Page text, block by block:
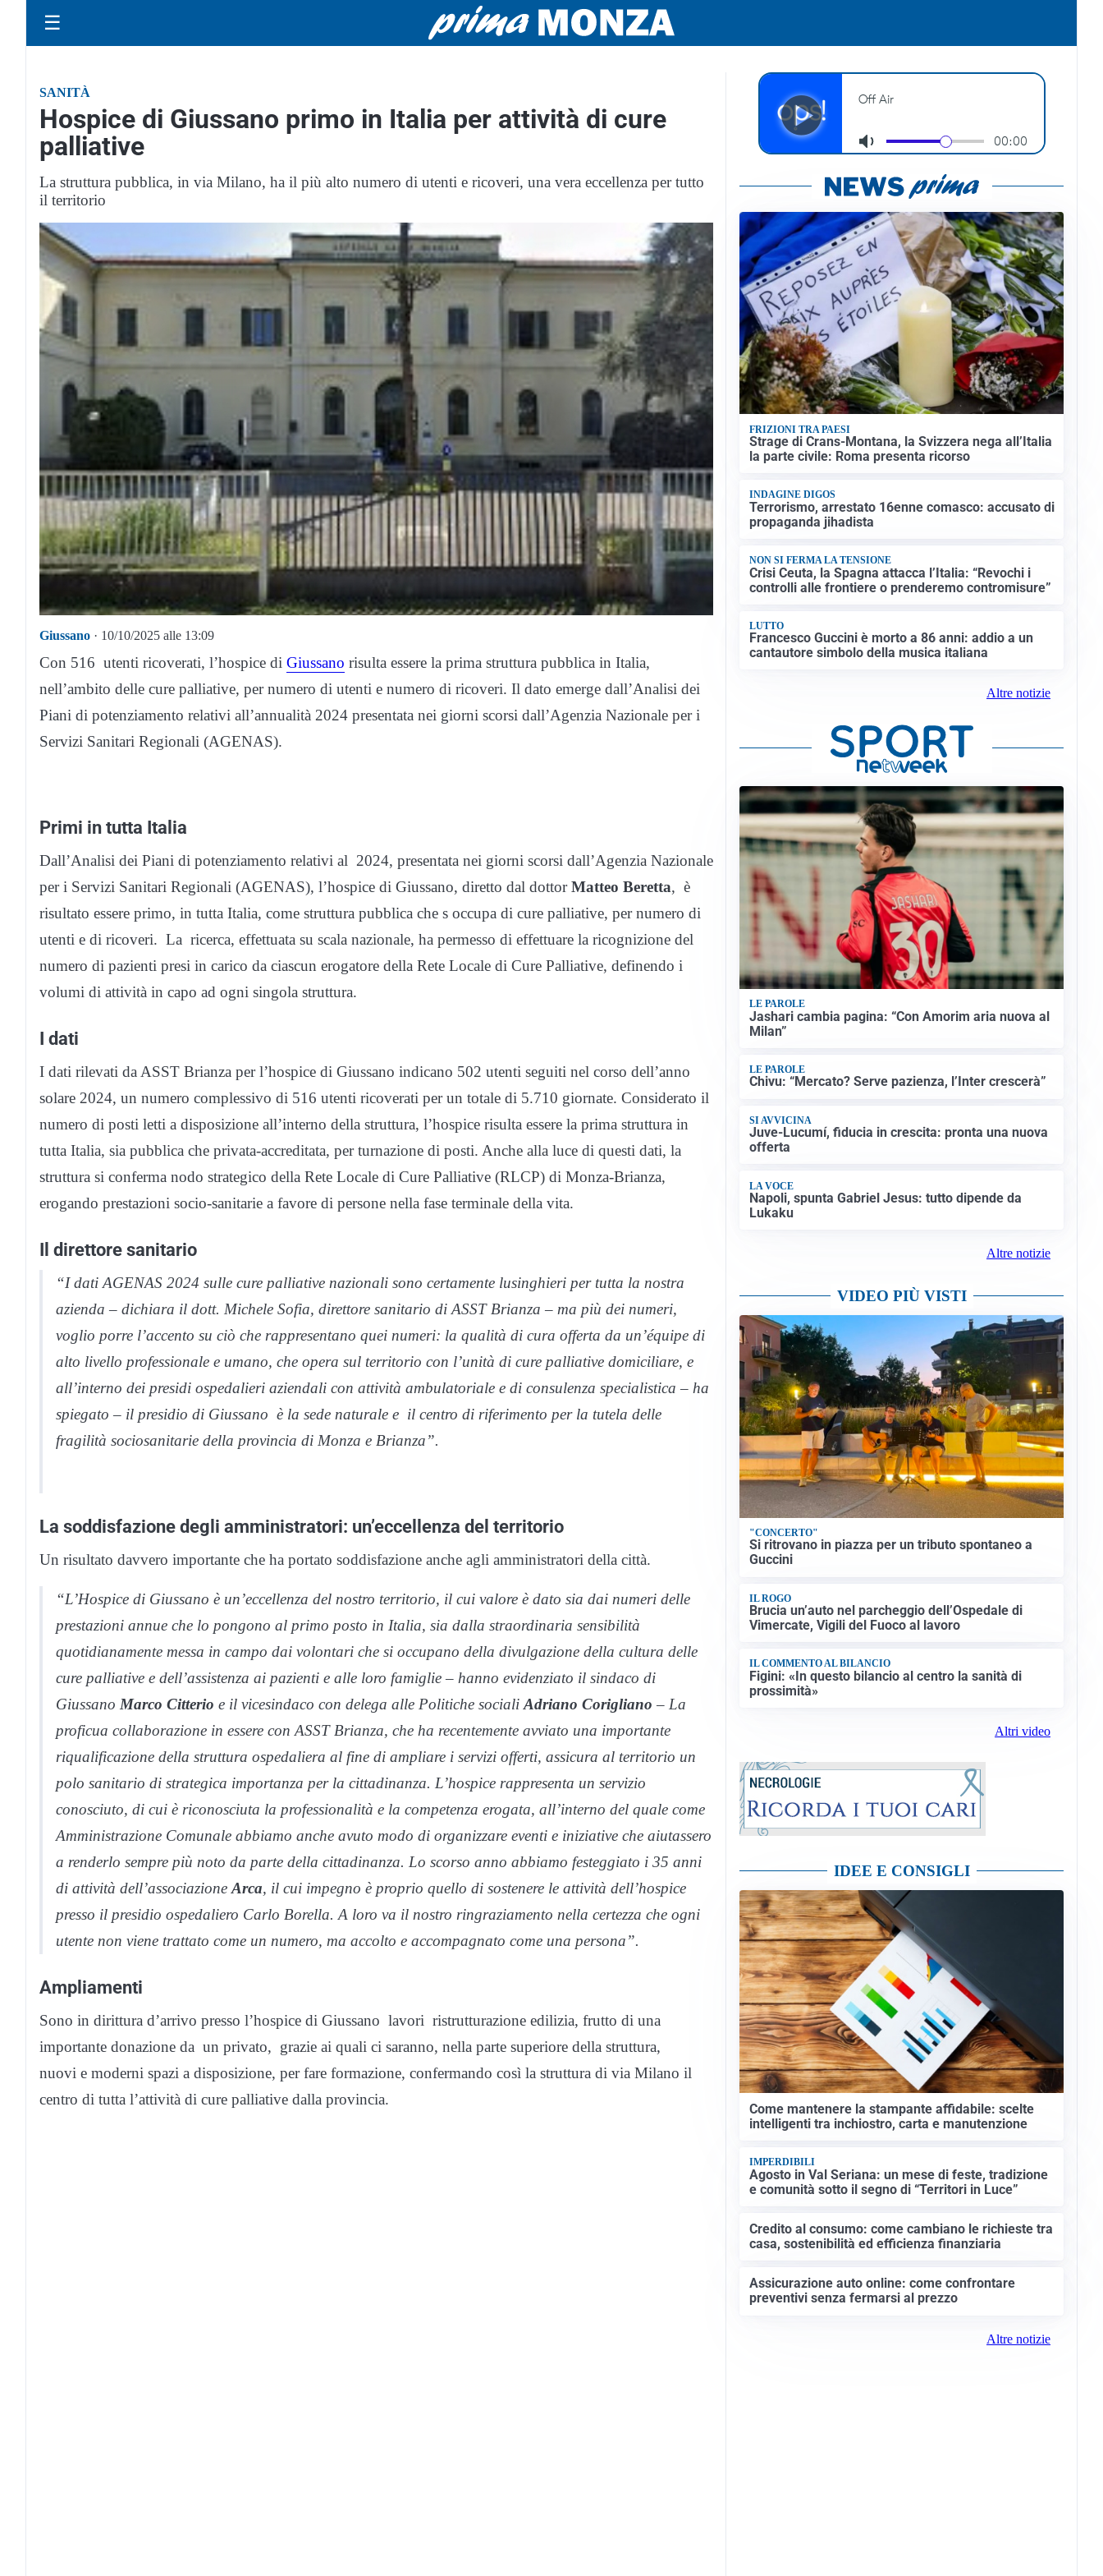
☰
SANITÀ
Hospice di Giussano primo in Italia per attività di cure
palliative
La struttura pubblica, in via Milano, ha il più alto numero di utenti e ricoveri, una vera eccellenza per tutto
il territorio
Giussano · 10/10/2025 alle 13:09
Con 516 utenti ricoverati, l’hospice di Giussano risulta essere la prima struttura pubblica in Italia,
nell’ambito delle cure palliative, per numero di utenti e numero di ricoveri. Il dato emerge dall’Analisi dei
Piani di potenziamento relativi all’annualità 2024 presentata nei giorni scorsi dall’Agenzia Nazionale per i
Servizi Sanitari Regionali (AGENAS).
Primi in tutta Italia
Dall’Analisi dei Piani di potenziamento relativi al 2024, presentata nei giorni scorsi dall’Agenzia Nazionale
per i Servizi Sanitari Regionali (AGENAS), l’hospice di Giussano, diretto dal dottorMatteo Beretta, è
risultato essere primo, in tutta Italia, come struttura pubblica che s occupa di cure palliative, per numero di
utenti e di ricoveri. La ricerca, effettuata su scala nazionale, ha permesso di effettuare la ricognizione del
numero di pazienti presi in carico da ciascun erogatore della Rete Locale di Cure Palliative, definendo i
volumi di attività in capo ad ogni singola struttura.
I dati
I dati rilevati da ASST Brianza per l’hospice di Giussano indicano 502 utenti seguiti nel corso dell’anno
solare 2024, un numero complessivo di 516 utenti ricoverati per un totale di 5.710 giornate. Considerato il
numero di posti letti a disposizione all’interno della struttura, l’hospice risulta essere la prima struttura in
tutta Italia, sia pubblica che privata-accreditata, per turnazione di posti. Anche alla luce di questi dati, la
struttura si conferma nodo strategico della Rete Locale di Cure Palliative (RLCP) di Monza-Brianza,
erogando prestazioni socio-sanitarie a favore di persone nella fase terminale della vita.
Il direttore sanitario
“I dati AGENAS 2024 sulle cure palliative nazionali sono certamente lusinghieri per tutta la nostra
azienda – dichiara il dott. Michele Sofia, direttore sanitario di ASST Brianza – ma più dei numeri,
voglio porre l’accento su ciò che rappresentano quei numeri: la qualità di cura offerta da un’équipe di
alto livello professionale e umano, che opera sul territorio con l’unità di cure palliative domiciliare, e
all’interno dei presidi ospedalieri aziendali con attività ambulatoriale e di consulenza specialistica – ha
spiegato – il presidio di Giussano è la sede naturale e il centro di riferimento per la tutela delle
fragilità sociosanitarie della provincia di Monza e Brianza”.
La soddisfazione degli amministratori: un’eccellenza del territorio
Un risultato davvero importante che ha portato soddisfazione anche agli amministratori della città.
“L’Hospice di Giussano è un’eccellenza del nostro territorio, il cui valore è dato sia dai numeri delle
prestazioni annue che lo pongono al primo posto in Italia, sia dalla straordinaria sensibilità
quotidianamente messa in campo dai volontari che si occupano della divulgazione della cultura delle
cure palliative e dell’assistenza ai pazienti e alle loro famiglie – hanno evidenziato il sindaco di
Giussano Marco Citterio e il vicesindaco con delega alle Politiche sociali Adriano Corigliano – La
proficua collaborazione in essere con ASST Brianza, che ha recentemente avviato una importante
riqualificazione della struttura ospedaliera al fine di ampliare i servizi offerti, assicura al territorio un
polo sanitario di strategica importanza per la cittadinanza. L’hospice rappresenta un servizio
conosciuto, di cui è riconosciuta la professionalità e la competenza erogata, all’interno del quale come
Amministrazione Comunale abbiamo anche avuto modo di organizzare eventi e iniziative che aiutassero
a renderlo sempre più noto da parte della cittadinanza. Lo scorso anno abbiamo festeggiato i 35 anni
di attività dell’associazione Arca, il cui impegno è proprio quello di sostenere le attività dell’hospice
presso il presidio ospedaliero Carlo Borella. A loro va il nostro ringraziamento nella certezza che ogni
utente non viene trattato come un numero, ma accolto e accompagnato come una persona”.
Ampliamenti
Sono in dirittura d’arrivo presso l’hospice di Giussano lavori ristrutturazione edilizia, frutto di una
importante donazione da un privato, grazie ai quali ci saranno, nella parte superiore della struttura,
nuovi e moderni spazi a disposizione, per fare formazione, confermando così la struttura di via Milano il
centro di tutta l’attività di cure palliative dalla provincia.
FRIZIONI TRA PAESI
Strage di Crans-Montana, la Svizzera nega all’Italia
la parte civile: Roma presenta ricorso
INDAGINE DIGOS
Terrorismo, arrestato 16enne comasco: accusato di
propaganda jihadista
NON SI FERMA LA TENSIONE
Crisi Ceuta, la Spagna attacca l’Italia: “Revochi i
controlli alle frontiere o prenderemo contromisure”
LUTTO
Francesco Guccini è morto a 86 anni: addio a un
cantautore simbolo della musica italiana
Altre notizie
LE PAROLE
Jashari cambia pagina: “Con Amorim aria nuova al
Milan”
LE PAROLE
Chivu: “Mercato? Serve pazienza, l’Inter crescerà”
SI AVVICINA
Juve-Lucumí, fiducia in crescita: pronta una nuova
offerta
LA VOCE
Napoli, spunta Gabriel Jesus: tutto dipende da
Lukaku
Altre notizie
VIDEO PIÙ VISTI
"CONCERTO"
Si ritrovano in piazza per un tributo spontaneo a
Guccini
IL ROGO
Brucia un’auto nel parcheggio dell’Ospedale di
Vimercate, Vigili del Fuoco al lavoro
IL COMMENTO AL BILANCIO
Figini: «In questo bilancio al centro la sanità di
prossimità»
Altri video
IDEE E CONSIGLI
Come mantenere la stampante affidabile: scelte
intelligenti tra inchiostro, carta e manutenzione
IMPERDIBILI
Agosto in Val Seriana: un mese di feste, tradizione
e comunità sotto il segno di “Territori in Luce”
Credito al consumo: come cambiano le richieste tra
casa, sostenibilità ed efficienza finanziaria
Assicurazione auto online: come confrontare
preventivi senza fermarsi al prezzo
Altre notizie